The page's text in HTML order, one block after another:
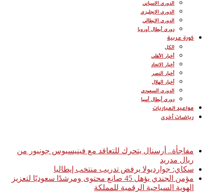
الدوري الإسباني
الدوري الإنجليزي
الدوري الإيطالي
دوري أبطال أوروبا
كورة عربية
الكل
أخبار الأهلي
أخبار الاتحاد
أخبار النصر
أخبار الهلال
الدوري السعودي
دوري أبطال أسيا
مواعيد المباريات
رياضات أخرى
مفاجأة.. أرسنال يتحرك للتعاقد مع فينيسيوس جونيور من
ريال مدريد
سكاي: جوارديولا يرفض تدريب منتخب إيطاليا
مؤمن الجندي يؤهل 45 صانع محتوى ومرشدًا سعوديًا لتعزيز
الهوية السياحية الرقمية للمملكة